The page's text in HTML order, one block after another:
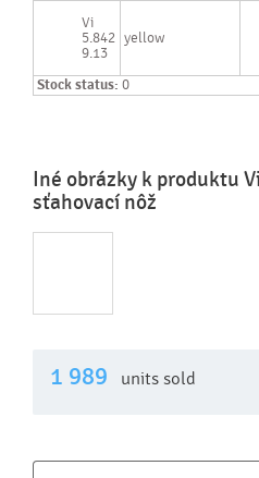
Vi
5.842
9.13
yellow
Stock status: 0
Iné obrázky k produktu
sťahovací nôž
1 989 units sold